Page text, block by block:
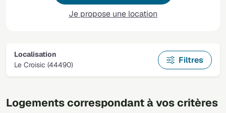
Je propose une location
Localisation
Le Croisic (44490)
Filtres
Logements correspondant à vos critères